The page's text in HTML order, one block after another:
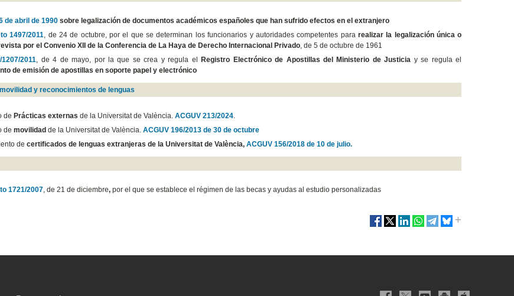
de abril de 1990sobre legalización de documentos académicos españoles que han sufrido efectos en el extranjero
1497/2011, de 24 de octubre, por el que se determinan los funcionarios y autoridades competentes para realizar la legalización única o
por el Convenio XII de la Conferencia de La Haya de Derecho Internacional Privado, de 5 de octubre de 1961
2011, de 4 de mayo, por la que se crea y regula elRegistro Electrónico de Apostillas del Ministerio de Justicia y se regula el
de emisión de apostillas en soporte papel y electrónico
y reconocimientos de lenguas
de Prácticas externas de la Universitat de València. ACGUV 213/2024.
de movilidad de la Universitat de València. ACGUV 196/2013 de 30 de octubre
de certificados de lenguas extranjeras de la Universitat de València, ACGUV 156/2018 de 10 de julio.
1721/2007, de 21 de diciembre,por el que se establece el régimen de las becas y ayudas al estudio personalizadas